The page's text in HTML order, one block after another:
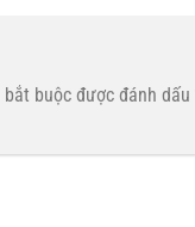
buộc được đánh dấu